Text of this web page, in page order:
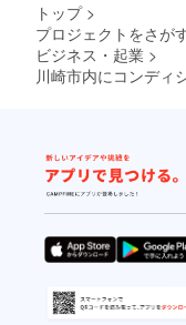
トップ >
プロジェクトをさが
ビジネス・起業 >
川崎市内にコンディ